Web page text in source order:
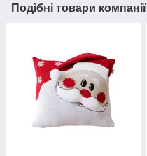
Подібні товари компанії